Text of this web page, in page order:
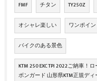
FMF チタン TY250Z
オシャレ楽しい ワンポイン
バイクのある景色
KTM 250 EXC TPI 2022ご納車
ボンガード 山形県KTM正規ディ